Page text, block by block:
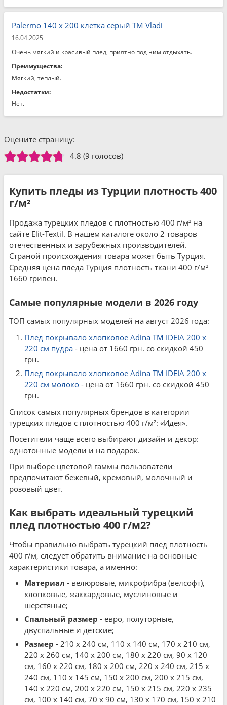
Palermo 140 x 200 клетка серый ТМ Vladi
16.04.2025
Очень мягкий и красивый плед, приятно под ним отдыхать.
Преимущества:
Мягкий, теплый.
Недостатки:
Нет.
Оцените страницу:
4.8 (9 голосов)
Купить пледы из Турции плотность 400
г/м²
Продажа турецких пледов с плотностью 400 г/м² на
сайте Elit-Textil. В нашем каталоге около 2 товаров
отечественных и зарубежных производителей.
Страной происхождения товара может быть Турция.
Средняя цена пледа Турция плотность ткани 400 г/м²
1660 гривен.
Самые популярные модели в 2026 году
ТОП самых популярных моделей на август 2026 года:
Плед покрывало хлопковое Adina TM IDEIA 200 x
220 см пудра - цена от 1660 грн. со скидкой 450
грн.
Плед покрывало хлопковое Adina TM IDEIA 200 x
220 см молоко - цена от 1660 грн. со скидкой 450
грн.
Список самых популярных брендов в категории
турецких пледов с плотностью 400 г/м²: «Идея».
Посетители чаще всего выбирают дизайн и декор:
однотонные модели и на подарок.
При выборе цветовой гаммы пользователи
предпочитают бежевый, кремовый, молочный и
розовый цвет.
Как выбрать идеальный турецкий
плед плотностью 400 г/м2?
Чтобы правильно выбрать турецкий плед плотность
400 г/м, следует обратить внимание на основные
характеристики товара, а именно:
Материал - велюровые, микрофибра (велсофт),
хлопковые, жаккардовые, муслиновые и
шерстяные;
Спальный размер - евро, полуторные,
двуспальные и детские;
Размер - 210 x 240 см, 110 x 140 см, 170 x 210 см,
220 x 260 см, 140 x 200 см, 180 x 220 см, 90 x 120
см, 160 x 220 см, 180 x 200 см, 220 x 240 см, 215 x
240 см, 110 x 145 см, 150 x 200 см, 200 x 215 см,
140 x 220 см, 200 x 220 см, 150 x 215 см, 220 x 235
см, 100 x 140 см, 70 x 90 см, 130 x 170 см, 150 x 210